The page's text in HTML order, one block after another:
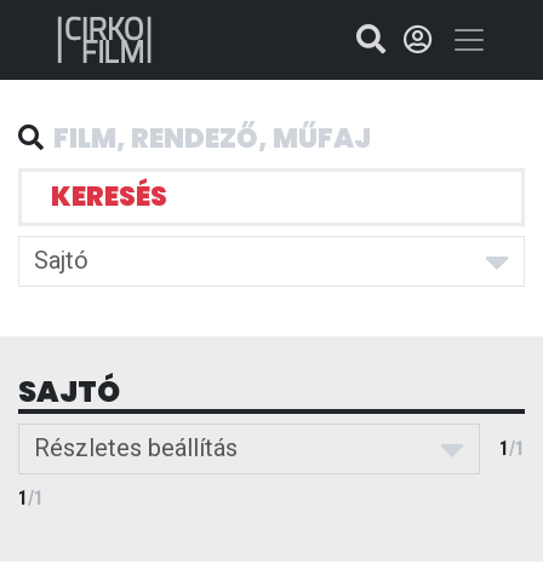
KERESÉS
Sajtó
SAJTÓ
Részletes beállítás 1/1
1/1